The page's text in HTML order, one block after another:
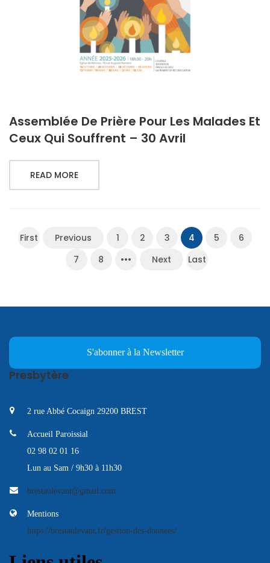
Assemblée De Prière Pour Les Malades Et
Ceux Qui Souffrent – 30 Avril
READ MORE
First Previous 1 2 3 4 5
6
7
8 ••• Next Last
S'abonner à la Newsletter
Presbytère
2 rue Abbé Cocaign 29200 BREST
Accueil Paroissial
02 98 02 01 16
Lun au Sam / 9h30 à 11h30
brestaulevant@gmail.com
Mentions
https://brestaulevant.fr/gestion-des-donnees/